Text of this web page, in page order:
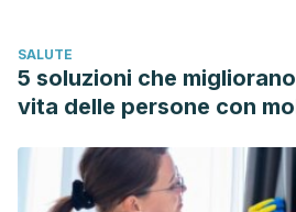
online 2017 Jan 31. Diet and hair
deficiency and supplement use.
J Cosmet Dermatol. 2013
dermatology and skin care: a
Jundishapur J Nat Pharm Prod.
SALUTE
5 soluzioni che
vita delle persone con